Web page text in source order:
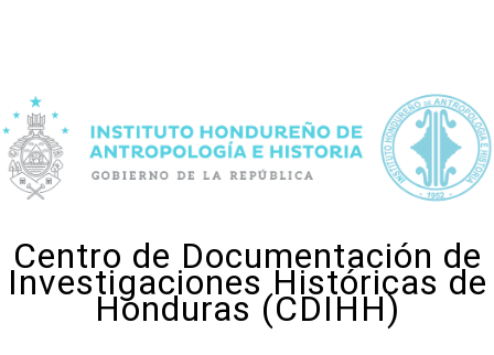
Centro de Documentación de
Investigaciones Históricas de
Honduras (CDIHH)